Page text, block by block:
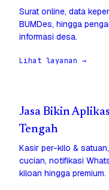
Surat online, data
BUMDes, hingga
informasi desa.
Lihat layanan →
Jasa Bikin
Tengah
Kasir per-kilo &
cucian, notifikasi
kiloan hingga premium.